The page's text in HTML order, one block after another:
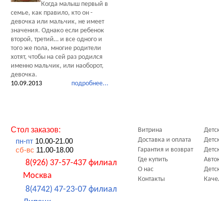
Когда малыш первый в
семье, как правило, кто он -
девочка или мальчик, не имеет
значения. Однако если ребенок
второй, третий… и все одного и
того же пола, многие родители
хотят, чтобы на сей раз родился
именно мальчик, или наоборот,
девочка.
подробнее...
10.09.2013
Стол заказов:
пн-пт 10.00-21.00
сб-вс 11.00-18.00
8(926) 37-57-437 филиал
Москва
8(4742) 47-23-07 филиал
Витрина
Доставка и оплата
Гарантия и возврат
Где купить
О нас
Контакты